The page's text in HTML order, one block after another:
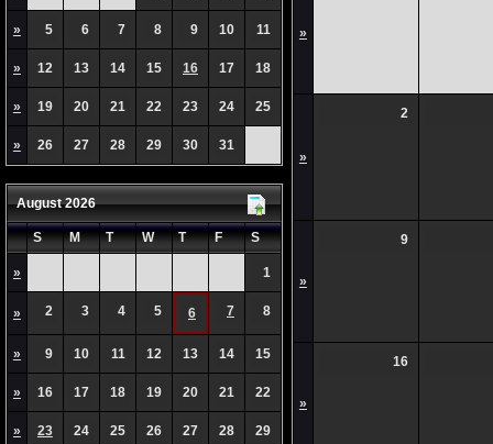
» 5 6 7 8 9 10 11
» 12 13 14 15 16 17 18
» 19 20 21 22 23 24 25
» 26 27 28 29 30 31
August 2026
S M T W T F S
» 1
» 2 3 4 5 6 7 8
» 9 10 11 12 13 14 15
» 16 17 18 19 20 21 22
» 23 24 25 26 27 28 29
»
»
2
»
9
»
16